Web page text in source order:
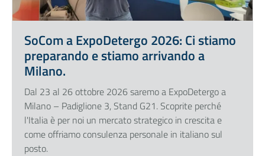
SoCom a ExpoDetergo 2026: Ci stiamo
preparando e stiamo arrivando a
Milano.
Dal 23 al 26 ottobre 2026 saremo a ExpoDetergo a
Milano – Padiglione 3, Stand G21. Scoprite perché
l'Italia è per noi un mercato strategico in crescita e
come offriamo consulenza personale in italiano sul
posto.